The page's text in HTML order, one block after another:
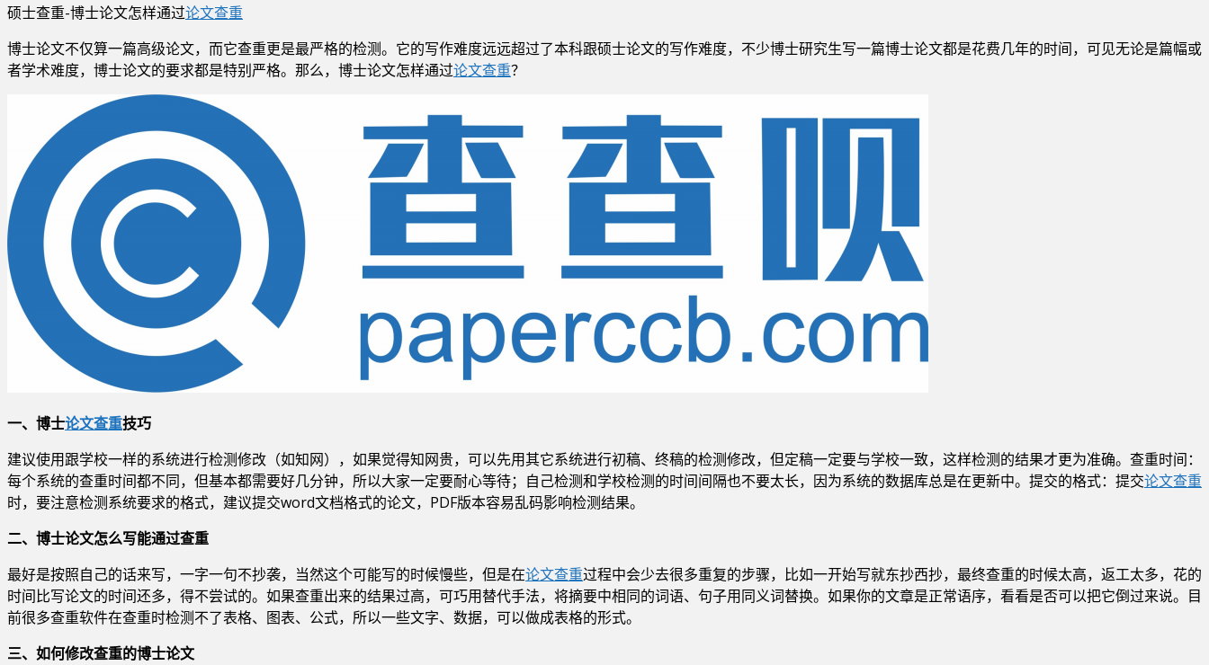
硕士查重-博士论文怎样通过论文查重
博士论文不仅算一篇高级论文，而它查重更是最严格的检测。它的写作难度远远超过了本科跟硕士论文的写作难度，不少博士研究生写一篇博士论文都是花费几年的时间，可见无论是篇幅或
者学术难度，博士论文的要求都是特别严格。那么，博士论文怎样通过论文查重？
一、博士论文查重技巧
建议使用跟学校一样的系统进行检测修改（如知网），如果觉得知网贵，可以先用其它系统进行初稿、终稿的检测修改，但定稿一定要与学校一致，这样检测的结果才更为准确。查重时间：
每个系统的查重时间都不同，但基本都需要好几分钟，所以大家一定要耐心等待；自己检测和学校检测的时间间隔也不要太长，因为系统的数据库总是在更新中。提交的格式：提交论文查重
时，要注意检测系统要求的格式，建议提交word文档格式的论文，PDF版本容易乱码影响检测结果。
二、博士论文怎么写能通过查重
最好是按照自己的话来写，一字一句不抄袭，当然这个可能写的时候慢些，但是在论文查重过程中会少去很多重复的步骤，比如一开始写就东抄西抄，最终查重的时候太高，返工太多，花的
时间比写论文的时间还多，得不尝试的。如果查重出来的结果过高，可巧用替代手法，将摘要中相同的词语、句子用同义词替换。如果你的文章是正常语序，看看是否可以把它倒过来说。目
前很多查重软件在查重时检测不了表格、图表、公式，所以一些文字、数据，可以做成表格的形式。
三、如何修改查重的博士论文